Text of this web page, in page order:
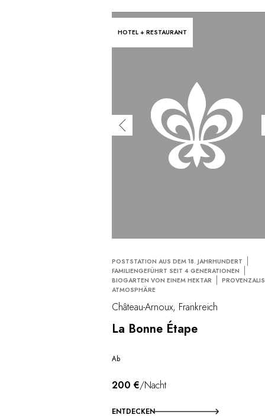
HOTEL + RESTAURANT
POSTSTATION AUS DEM 18. JAHRHUNDERT
FAMILIENGEFÜHRT SEIT 4 GENERATIONEN
BIOGARTEN VON EINEM HEKTAR
ATMOSPHÄRE
Château-Arnoux, Frankreich
La Bonne Étape
Ab
200 €/Nacht
ENTDECKEN